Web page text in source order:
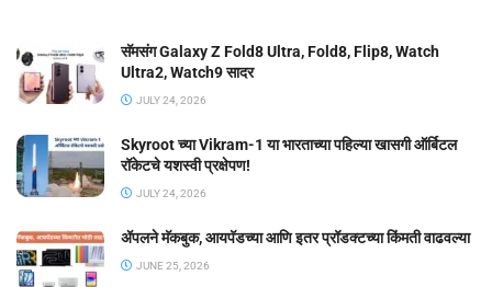
सॅमसंग Galaxy Z Fold8 Ultra, Fold8, Flip8, Watch
Ultra2, Watch9 सादर
JULY 24, 2026
Skyroot च्या Vikram-1 या भारताच्या पहिल्या खासगी ऑर्बिटल
रॉकेटचे यशस्वी प्रक्षेपण!
JULY 24, 2026
ॲपलने मॅकबुक, आयपॅडच्या आणि इतर प्रॉडक्टच्या किंमती वाढवल्या
JUNE 25, 2026